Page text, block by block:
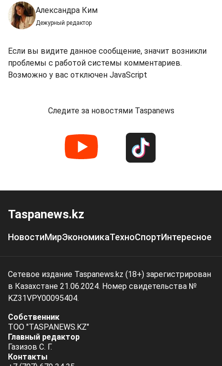
Александра Ким
Дежурный редактор
Если вы видите данное сообщение, значит возникли
проблемы с работой системы комментариев.
Возможно у вас отключен JavaScript
Следите за новостями Taspanews
Taspanews.kz
НовостиМирЭкономикаТехноСпортИнтересное
Сетевое издание Taspanews.kz (18+) зарегистрирован
в Казахстане 21.06.2024. Номер свидетельства №
KZ31VPY00095404.
Собственник
ТОО "TASPANEWS.KZ"
Главный редактор
Газизов С. Г.
Контакты